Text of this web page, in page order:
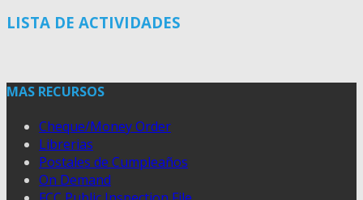
LISTA DE ACTIVIDADES
MAS RECURSOS
Cheque/Money Order
Librerias
Postales de Cumpleaños
On Demand